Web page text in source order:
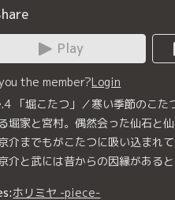
Play
the member?Login
「堀こたつ」／寒い季節のこた
堀家と宮村。偶然会った仙石と
介までもがこたつに吸い込まれ
介と武には昔からの因縁がある
ホリミヤ -piece-